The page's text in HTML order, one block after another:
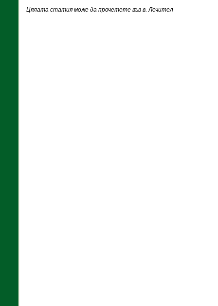
Цялата статия може да прочетете във в. Лечител